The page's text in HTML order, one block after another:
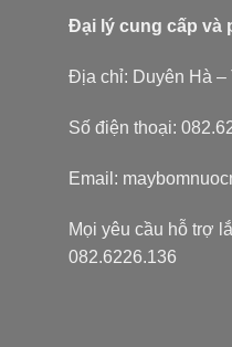
Đại lý cung cấp và
Địa chỉ: Duyên Hà –
Số điện thoại:
Email:
Mọi yêu cầu hỗ trợ
082.6226.136